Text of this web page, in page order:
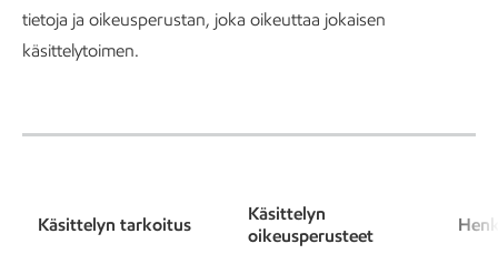
tietoja ja oikeusperustan, joka oikeuttaa jokaisen
käsittelytoimen.
Käsittelyn tarkoitus
Käsittelyn
oikeusperusteet